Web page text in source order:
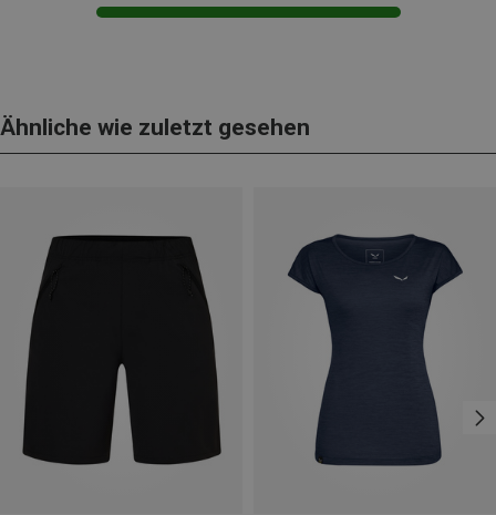
Ähnliche wie zuletzt gesehen